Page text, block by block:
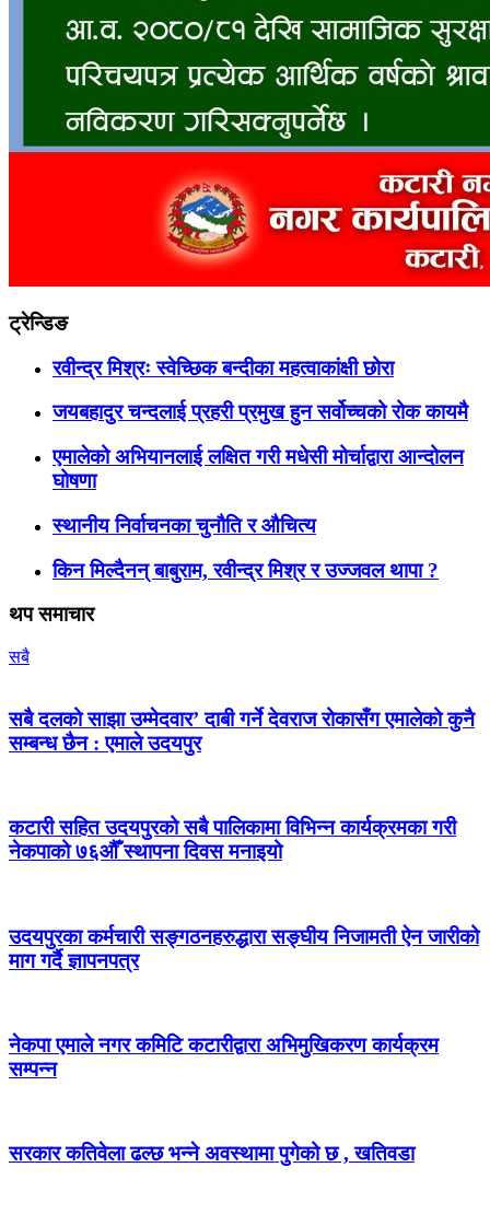
ट्रेन्डिङ
रवीन्द्र मिश्रः स्वेच्छिक बन्दीका महत्वाकांक्षी छोरा
जयबहादुर चन्दलाई प्रहरी प्रमुख हुन सर्वोच्चको रोक कायमै
एमालेको अभियानलाई लक्षित गरी मधेसी मोर्चाद्वारा आन्दोलन
घोषणा
स्थानीय निर्वाचनका चुनौति र औचित्य
किन मिल्दैनन् बाबुराम, रवीन्द्र मिश्र र उज्जवल थापा ?
थप समाचार
सबै
सबै दलको साझा उम्मेदवार’ दाबी गर्ने देवराज रोकासँग एमालेको कुनै
सम्बन्ध छैन : एमाले उदयपुर
कटारी सहित उदयपुरको सबै पालिकामा विभिन्न कार्यक्रमका गरी
नेकपाको ७६औँ स्थापना दिवस मनाइयो
उदयपुरका कर्मचारी सङ्गठनहरुद्धारा सङ्घीय निजामती ऐन जारीको
माग गर्दै ज्ञापनपत्र
नेकपा एमाले नगर कमिटि कटारीद्वारा अभिमुखिकरण कार्यक्रम
सम्पन्न
सरकार कतिवेला ढल्छ भन्ने अवस्थामा पुगेको छ , खतिवडा